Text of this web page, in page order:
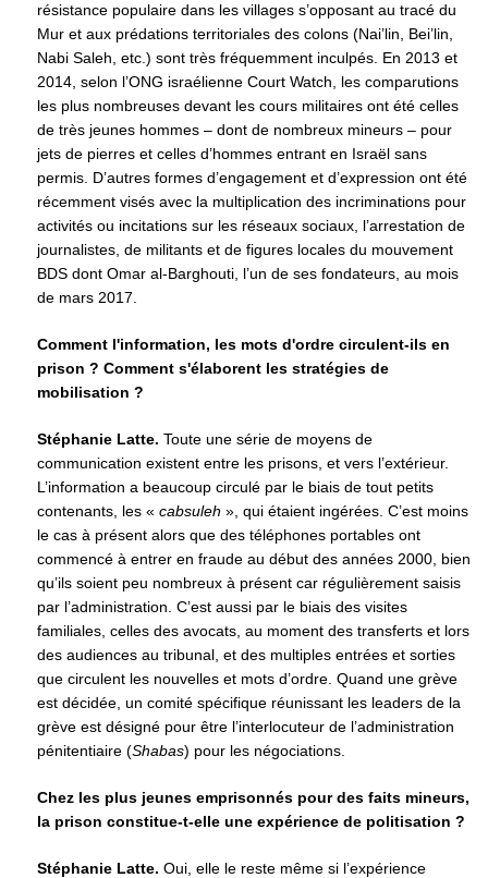
résistance populaire dans les villages s’opposant au tracé du
Mur et aux prédations territoriales des colons (Nai’lin, Bei’lin,
Nabi Saleh, etc.) sont très fréquemment inculpés. En 2013 et
2014, selon l’ONG israélienne Court Watch, les comparutions
les plus nombreuses devant les cours militaires ont été celles
de très jeunes hommes – dont de nombreux mineurs – pour
jets de pierres et celles d’hommes entrant en Israël sans
permis. D’autres formes d’engagement et d’expression ont été
récemment visés avec la multiplication des incriminations pour
activités ou incitations sur les réseaux sociaux, l’arrestation de
journalistes, de militants et de figures locales du mouvement
BDS dont Omar al-Barghouti, l’un de ses fondateurs, au mois
de mars 2017.
Comment l'information, les mots d'ordre circulent-ils en
prison ? Comment s'élaborent les stratégies de
mobilisation ?
Stéphanie Latte. Toute une série de moyens de
communication existent entre les prisons, et vers l’extérieur.
L’information a beaucoup circulé par le biais de tout petits
contenants, les « cabsuleh », qui étaient ingérées. C’est moins
le cas à présent alors que des téléphones portables ont
commencé à entrer en fraude au début des années 2000, bien
qu’ils soient peu nombreux à présent car régulièrement saisis
par l’administration. C’est aussi par le biais des visites
familiales, celles des avocats, au moment des transferts et lors
des audiences au tribunal, et des multiples entrées et sorties
que circulent les nouvelles et mots d’ordre. Quand une grève
est décidée, un comité spécifique réunissant les leaders de la
grève est désigné pour être l’interlocuteur de l’administration
pénitentiaire (Shabas) pour les négociations.
Chez les plus jeunes emprisonnés pour des faits mineurs,
la prison constitue-t-elle une expérience de politisation ?
Stéphanie Latte. Oui, elle le reste même si l’expérience